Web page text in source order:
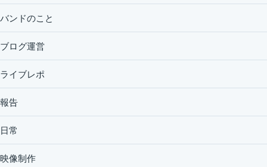
バンドのこと
ブログ運営
ライブレポ
報告
日常
映像制作